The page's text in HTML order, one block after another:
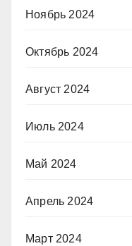
Ноябрь 2024
Октябрь 2024
Август 2024
Июль 2024
Май 2024
Апрель 2024
Март 2024